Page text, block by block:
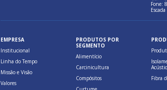
Fone:
Escada
EMPRESA
Institucional
Linha do Tempo
Missão e Visão
Valores
PRODUTOS POR
SEGMENTO
Alimentício
Carcinicultura
Compósitos
Fibra